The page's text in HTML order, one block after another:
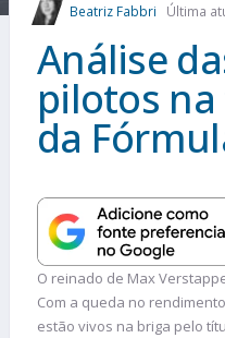
MAIS ESPORTES
Beatriz Fabbri Última
Análise
pilotos
da
O reinado de Max
Com a queda no
estão vivos na briga pelo